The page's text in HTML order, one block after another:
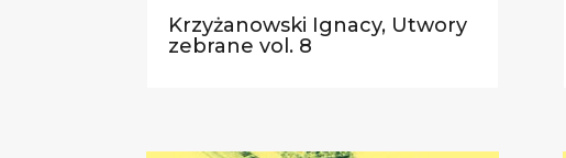
Krzyżanowski Ignacy, Utwory
zebrane vol. 8